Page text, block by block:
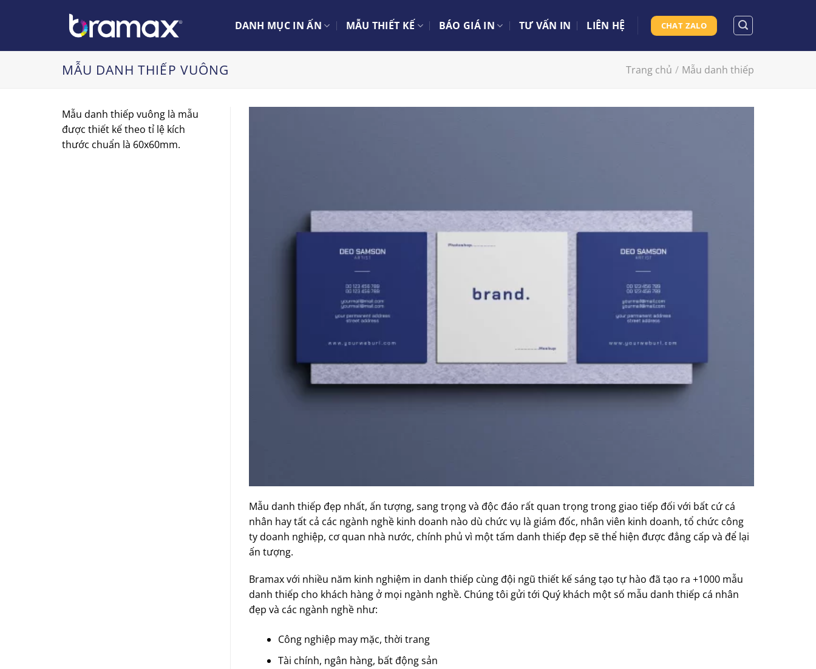
dung
DANH MỤC IN ẤN MẪU THIẾT KẾ BÁO GIÁ IN TƯ VẤN IN LIÊN HỆ CHAT ZALO
MẪU DANH THIẾP VUÔNG Trang chủ / Mẫu danh thiếp
Mẫu danh thiếp vuông là mẫu
được thiết kế theo tỉ lệ kích
thước chuẩn là 60x60mm.
Mẫu danh thiếp đẹp nhất, ấn tượng, sang trọng và độc đáo rất quan trọng trong giao tiếp đối với bất cứ cá
nhân hay tất cả các ngành nghề kinh doanh nào dù chức vụ là giám đốc, nhân viên kinh doanh, tổ chức công
ty doanh nghiệp, cơ quan nhà nước, chính phủ vì một tấm danh thiếp đẹp sẽ thể hiện được đẳng cấp và để lại
ấn tượng.
Bramax với nhiều năm kinh nghiệm in danh thiếp cùng đội ngũ thiết kế sáng tạo tự hào đã tạo ra +1000 mẫu
danh thiếp cho khách hàng ở mọi ngành nghề. Chúng tôi gửi tới Quý khách một số mẫu danh thiếp cá nhân
đẹp và các ngành nghề như:
Công nghiệp may mặc, thời trang
Tài chính, ngân hàng, bất động sản